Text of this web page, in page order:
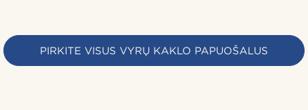
PIRKITE VISUS VYRŲ KAKLO PAPUOŠALUS